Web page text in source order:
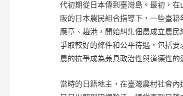
代初期從日本傳到臺灣島。最初，
阪的日本農民組合指導下，一些臺
應章、趙港，開始糾集佃農成立農
爭取較好的條件和公平待遇，包括
農的抗爭成為兼具政治性與道德性的
當時的日籍地主，在臺灣農村社會